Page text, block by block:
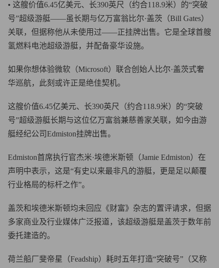
• 这艘价值6.45亿美元、长390英尺（约合118.9米）的“突破
号”超级游艇——虽长期与亿万富翁比尔·盖茨（Bill Gates）
关联，但据称他从未使用过——正挂牌出售。它是全球首艘
氢燃料电池超级游艇，并配备豪华设施。
如果你想体验微软（Microsoft）联合创始人比尔·盖茨式奢
华巡航，此刻或许正是绝佳契机。
这艘价值6.45亿美元、长390英尺（约合118.9米）的“突破
号”超级游艇长期与这位亿万富翁兼慈善家关联，如今由游
艇经纪公司Edmiston挂牌出售。
Edmiston首席执行官杰米·埃德米斯顿（Jamie Edmiston）在
声明中表示，这是“有史以来最非凡的游艇，更是足以颠覆
行业格局的标杆之作”。
盖茨和埃德米斯顿均未回应《财富》杂志的置评请求，但据
多家商业及行业媒体广泛报道，该超级游艇是盖茨于数年前
委托建造的。
荷兰船厂斐帝星（Feadship）耗时五年打造“突破号”（又称